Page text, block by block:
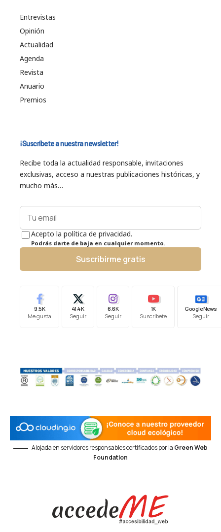
Entrevistas
Opinión
Actualidad
Agenda
Revista
Anuario
Premios
¡Suscríbete a nuestra newsletter!
Recibe toda la actualidad responsable, invitaciones
exclusivas, acceso a nuestras publicaciones históricas, y
mucho más…
Acepto la política de privacidad.
Podrás darte de baja en cualquier momento.
Suscribirme gratis
9.5K
Me gusta
41.4K
Seguir
6.6K
Seguir
1K
Suscríbete
Google News
Seguir
Alojada en servidores responsables certificados por la Green Web
Foundation